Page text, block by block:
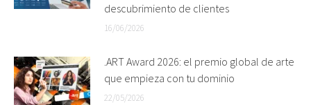
descubrimiento de clientes
16/06/2026
.ART Award 2026: el premio global de arte
que empieza con tu dominio
22/05/2026